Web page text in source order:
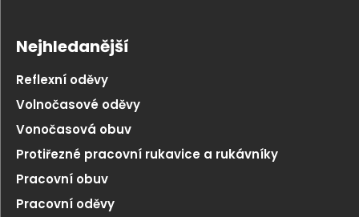
Nejhledanější
Reflexní oděvy
Volnočasové oděvy
Vonočasová obuv
Protiřezné pracovní rukavice a rukávníky
Pracovní obuv
Pracovní oděvy